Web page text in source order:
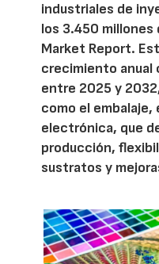
industriales de
los 3.450 millones
Market Report.
crecimiento anual
entre 2025 y
como el
electrónica, que
producción,
sustratos y